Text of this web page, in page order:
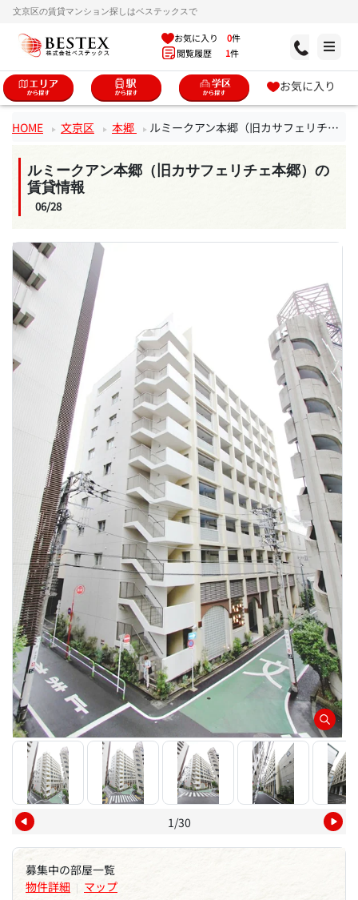
文京区の賃貸マンション探しはベステックスで
お気に入り 0件
閲覧履歴 1件
お気に入り
HOME 文京区 本郷 ルミークアン本郷（旧カサフェリチェ本郷）
ルミークアン本郷（旧カサフェリチェ本郷）の
賃貸情報
06/28
1/30
募集中の部屋一覧
物件詳細 | マップ